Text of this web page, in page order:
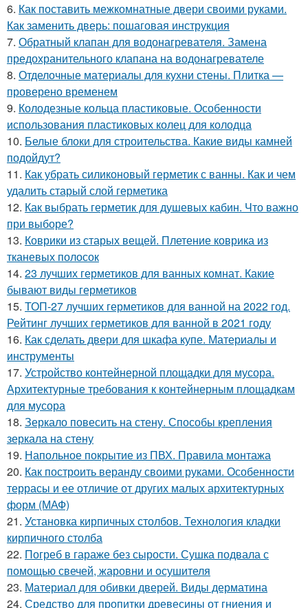
6. Как поставить межкомнатные двери своими руками.
Как заменить дверь: пошаговая инструкция
7. Обратный клапан для водонагревателя. Замена
предохранительного клапана на водонагревателе
8. Отделочные материалы для кухни стены. Плитка —
проверено временем
9. Колодезные кольца пластиковые. Особенности
использования пластиковых колец для колодца
10. Белые блоки для строительства. Какие виды камней
подойдут?
11. Как убрать силиконовый герметик с ванны. Как и чем
удалить старый слой герметика
12. Как выбрать герметик для душевых кабин. Что важно
при выборе?
13. Коврики из старых вещей. Плетение коврика из
тканевых полосок
14. 23 лучших герметиков для ванных комнат. Какие
бывают виды герметиков
15. ТОП-27 лучших герметиков для ванной на 2022 год.
Рейтинг лучших герметиков для ванной в 2021 году
16. Как сделать двери для шкафа купе. Материалы и
инструменты
17. Устройство контейнерной площадки для мусора.
Архитектурные требования к контейнерным площадкам
для мусора
18. Зеркало повесить на стену. Способы крепления
зеркала на стену
19. Напольное покрытие из ПВХ. Правила монтажа
20. Как построить веранду своими руками. Особенности
террасы и ее отличие от других малых архитектурных
форм (МАФ)
21. Установка кирпичных столбов. Технология кладки
кирпичного столба
22. Погреб в гараже без сырости. Сушка подвала с
помощью свечей, жаровни и осушителя
23. Материал для обивки дверей. Виды дерматина
24. Средство для пропитки древесины от гниения и